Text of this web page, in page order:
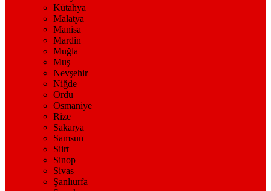
Kütahya
Malatya
Manisa
Mardin
Muğla
Muş
Nevşehir
Niğde
Ordu
Osmaniye
Rize
Sakarya
Samsun
Siirt
Sinop
Sivas
Şanlıurfa